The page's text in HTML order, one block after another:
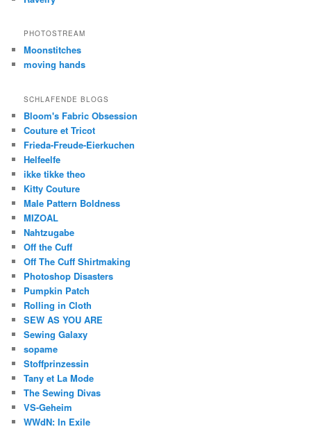
PHOTOSTREAM
Moonstitches
moving hands
SCHLAFENDE BLOGS
Bloom's Fabric Obsession
Couture et Tricot
Frieda-Freude-Eierkuchen
Helfeelfe
ikke tikke theo
Kitty Couture
Male Pattern Boldness
MIZOAL
Nahtzugabe
Off the Cuff
Off The Cuff Shirtmaking
Photoshop Disasters
Pumpkin Patch
Rolling in Cloth
SEW AS YOU ARE
Sewing Galaxy
sopame
Stoffprinzessin
Tany et La Mode
The Sewing Divas
VS-Geheim
WWdN: In Exile